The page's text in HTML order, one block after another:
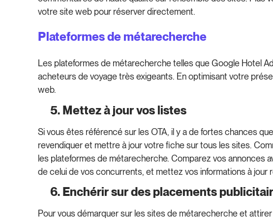
votre site web pour réserver directement.
Plateformes de métarecherche
Les plateformes de métarecherche telles que Google Hotel
acheteurs de voyage très exigeants. En optimisant votre
web.
5. Mettez à jour vos listes
Si vous êtes référencé sur les OTA, il y a de fortes chances
revendiquer et mettre à jour votre fiche sur tous les sites.
les plateformes de métarecherche. Comparez vos annonces
de celui de vos concurrents, et mettez vos informations à jour
6. Enchérir sur des placements
Pour vous démarquer sur les sites de métarecherche et